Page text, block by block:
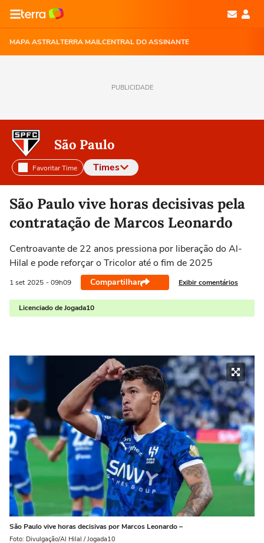
MAPA ASTRALTERRA MAILCENTRAL DO ASSINANTE
PUBLICIDADE
São Paulo
Favoritar Time Times
Selecione o time para ver as notícias
São Paulo vive horas decisivas pela
contratação de Marcos Leonardo
Centroavante de 22 anos pressiona por liberação do Al-
Hilal e pode reforçar o Tricolor até o fim de 2025
1 set 2025 - 09h09 Compartilhar Exibir comentários
Licenciado de Jogada10
São Paulo vive horas decisivas por Marcos Leonardo –
Foto: Divulgação/Al Hilal / Jogada10